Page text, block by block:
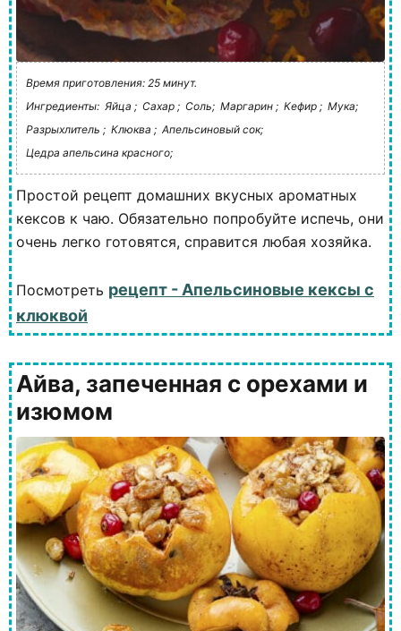
Время приготовления: 25 минут.
Ингредиенты: Яйца ; Сахар ; Соль; Маргарин ; Кефир ; Мука;
Разрыхлитель ; Клюква ; Апельсиновый сок;
Цедра апельсина красного;
Простой рецепт домашних вкусных ароматных
кексов к чаю. Обязательно попробуйте испечь, они
очень легко готовятся, справится любая хозяйка.
Посмотреть рецепт - Апельсиновые кексы с
клюквой
Айва, запеченная с орехами и
изюмом